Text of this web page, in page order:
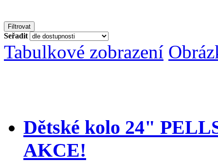
Seřadit
Tabulkové zobrazení
Dětské kolo 24"
AKCE!